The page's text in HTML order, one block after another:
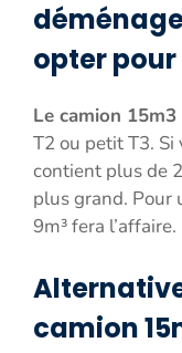
opter
Le camion
T2 ou petit T3. Si
contient plus de
plus grand. Pour
9m³ fera l’affaire.
camion